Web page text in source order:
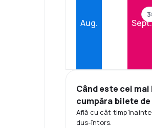
Aug. Sept.
Când este cel
cumpăra bilete
Află cu cât timp
dus-întors.